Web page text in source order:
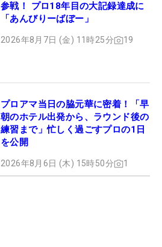
参戦！ プロ18年目の大記録達成に
「あんびりーばぼー」
2026年8月7日 (金) 11時25分 19
プロアマ当日の脇元華に密着！「早
朝のホテル出発から、ラウンド後の
練習まで」忙しく過ごすプロの1日
を公開
2026年8月6日 (木) 15時50分 1